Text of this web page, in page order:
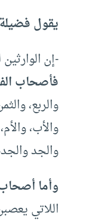
يقول فضيلة
-إن
فأصحاب
والربع،
والأب،
والجد
وأما
اللاتي